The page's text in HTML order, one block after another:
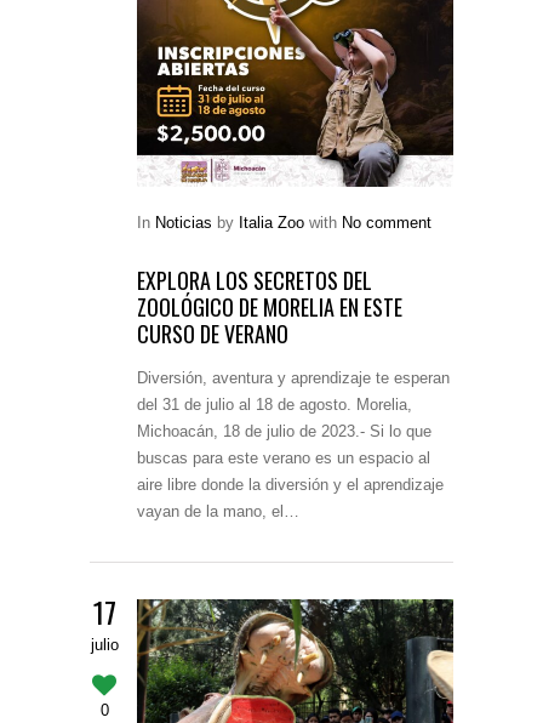
In Noticias by Italia Zoo with No comment
EXPLORA LOS SECRETOS DEL
ZOOLÓGICO DE MORELIA EN ESTE
CURSO DE VERANO
Diversión, aventura y aprendizaje te esperan
del 31 de julio al 18 de agosto. Morelia,
Michoacán, 18 de julio de 2023.- Si lo que
buscas para este verano es un espacio al
aire libre donde la diversión y el aprendizaje
vayan de la mano, el…
17
julio
0